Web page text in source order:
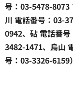
号：03-5478-8073
川 電話番号：03-
0942、砧 電話番
3482-1471、烏山
号：03-3326-6159）